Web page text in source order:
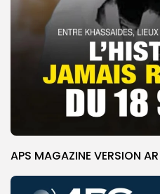
APS MAGAZINE VERSION AR